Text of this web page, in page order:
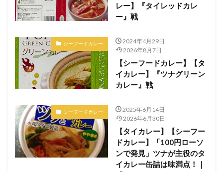
レー】『タイレッドカレ
ー』戦
シーフードカレー
2024年4月29日
2026年8月7日
【シーフードカレー】【タ
イカレー】『ツナグリーン
カレー』戦
シーフードカレー
2025年6月14日
2026年6月30日
【タイカレー】【シーフー
ドカレー】「100円ローソ
ンで発見」ツナが主役のタ
イカレー缶詰は味満点！｜